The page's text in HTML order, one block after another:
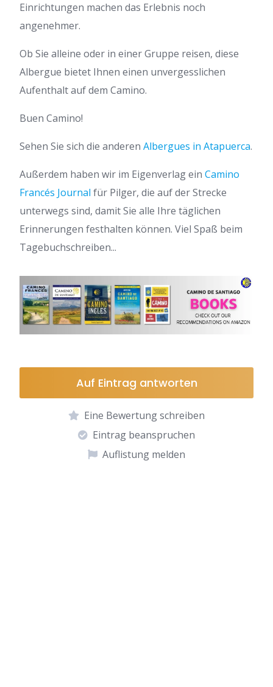
Einrichtungen machen das Erlebnis noch
angenehmer.
Ob Sie alleine oder in einer Gruppe reisen, diese
Albergue bietet Ihnen einen unvergesslichen
Aufenthalt auf dem Camino.
Buen Camino!
Sehen Sie sich die anderen Albergues in Atapuerca.
Außerdem haben wir im Eigenverlag ein Camino
Francés Journal für Pilger, die auf der Strecke
unterwegs sind, damit Sie alle Ihre täglichen
Erinnerungen festhalten können. Viel Spaß beim
Tagebuchschreiben...
Auf Eintrag antworten
Eine Bewertung schreiben
Eintrag beanspruchen
Auflistung melden